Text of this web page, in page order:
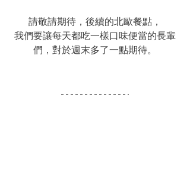
請敬請期待，後續的北歐餐點，
我們要讓每天都吃一樣口味便當的長輩
們，對於週末多了一點期待。